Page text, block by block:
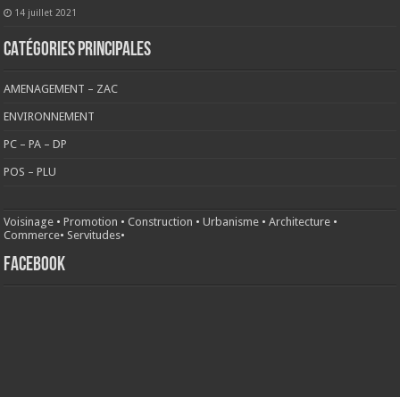
14 juillet 2021
CATÉGORIES PRINCIPALES
AMENAGEMENT – ZAC
ENVIRONNEMENT
PC – PA – DP
POS – PLU
Voisinage •Promotion •Construction •Urbanisme •Architecture •
Commerce• Servitudes•
FACEBOOK